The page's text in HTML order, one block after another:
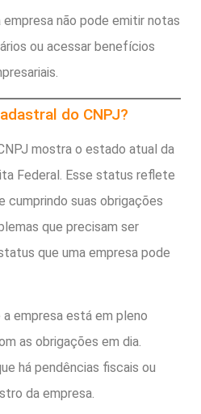
empresa não pode emitir notas
ou acessar benefícios
do CNPJ?
mostra o estado atual da
Federal. Esse status reflete
cumprindo suas obrigações
que precisam ser
que uma empresa pode
a empresa está em pleno
as obrigações em dia.
há pendências fiscais ou
da empresa.